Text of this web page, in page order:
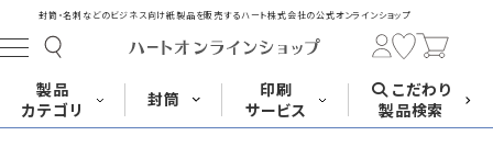
封筒・名刺などのビジネス向け紙製品を販売するハート株式会社の公式オンラインショップ
製品
カテゴリ
封筒
印刷
サービス
こだわり
製品検索